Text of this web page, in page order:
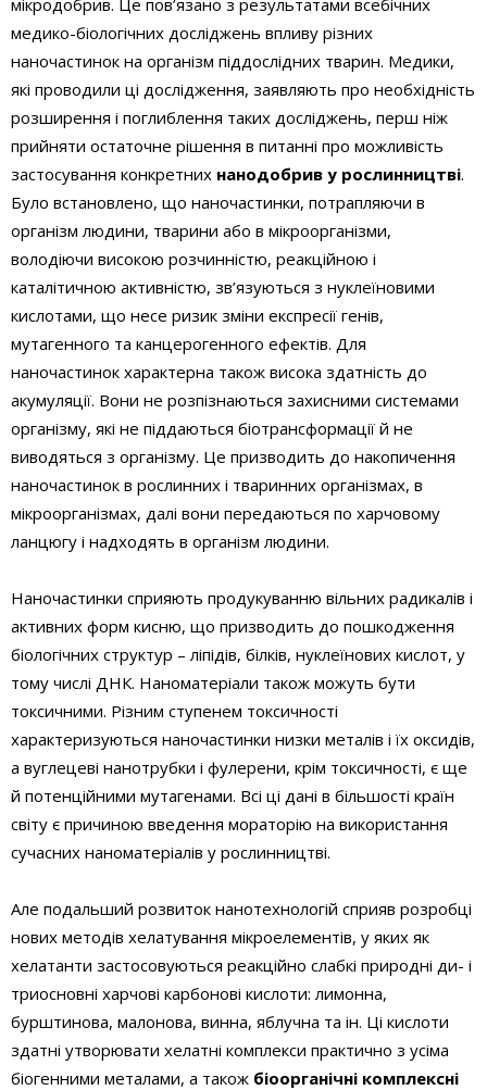
медико-біологічних досліджень впливу різних
наночастинок на організм піддослідних тварин. Медики,
які проводили ці дослідження, заявляють про необхідність
розширення і поглиблення таких досліджень, перш ніж
прийняти остаточне рішення в питанні про можливість
застосування конкретних нанодобрив у рослинництві.
Було встановлено, що наночастинки, потрапляючи в
організм людини, тварини або в мікроорганізми,
володіючи високою розчинністю, реакційною і
каталітичною активністю, зв’язуються з нуклеїновими
кислотами, що несе ризик зміни експресії генів,
мутагенного та канцерогенного ефектів. Для
наночастинок характерна також висока здатність до
акумуляції. Вони не розпізнаються захисними системами
організму, які не піддаються біотрансформації й не
виводяться з організму. Це призводить до накопичення
наночастинок в рослинних і тваринних організмах, в
мікроорганізмах, далі вони передаються по харчовому
ланцюгу і надходять в організм людини.
Наночастинки сприяють продукуванню вільних радикалів і
активних форм кисню, що призводить до пошкодження
біологічних структур – ліпідів, білків, нуклеїнових кислот, у
тому числі ДНК. Наноматеріали також можуть бути
токсичними. Різним ступенем токсичності
характеризуються наночастинки низки металів і їх оксидів,
а вуглецеві нанотрубки і фулерени, крім токсичності, є ще
й потенційними мутагенами. Всі ці дані в більшості країн
світу є причиною введення мораторію на використання
сучасних наноматеріалів у рослинництві.
Але подальший розвиток нанотехнологій сприяв розробці
нових методів хелатування мікроелементів, у яких як
хелатанти застосовуються реакційно слабкі природні ди- і
триосновні харчові карбонові кислоти: лимонна,
бурштинова, малонова, винна, яблучна та ін. Ці кислоти
здатні утворювати хелатні комплекси практично з усіма
біогенними металами, а також біоорганічні комплексні